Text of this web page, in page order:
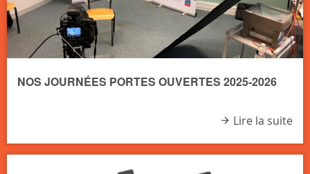
NOS JOURNÉES PORTES OUVERTES 2025-2026
Lire la suite